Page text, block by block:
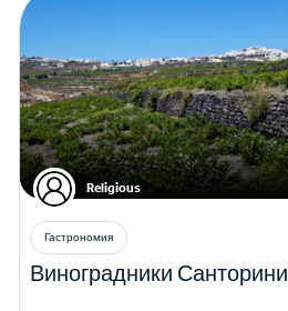
Religious
Гастрономия
Виноградники Санторини